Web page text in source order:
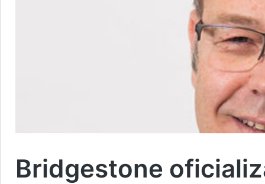
Bridgestone